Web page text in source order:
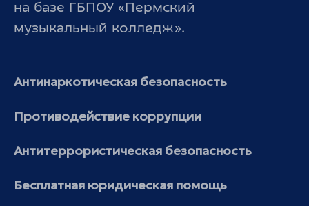
на базе ГБПОУ «Пермский
музыкальный колледж».
Антинаркотическая безопасность
Противодействие коррупции
Антитеррористическая безопасность
Бесплатная юридическая помощь